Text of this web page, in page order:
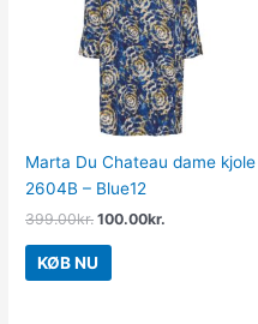
Marta Du Chateau dame kjole
2604B – Blue12
399.00kr. 100.00kr.
KØB NU